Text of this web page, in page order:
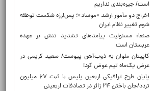
است/ جیره‌بندی نداریم
اخراج دو مأمور ارشد «موساد»؛ پس‌لرزه شکست توطئه
شوم تغییر نظام ایران
صنعا: مسئولیت پیامدهای تشدید تنش بر عهده
عربستان است
کاپیتان ملوان به ذوب‌آهن پیوست/ سعید کریمی در
عرض یک‌ماه تیم عوض کرد!
پایان طرح ترافیکی اربعین پلیس با ثبت ۶۷ میلیون
تردد/جان باختن ۲۴ زائر در تصادفات اربعینی